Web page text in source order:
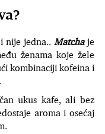
nije jedna.. Matchaje
ženama koje žele
kombinaciji kofeina i
ukus kafe, ali bez
aroma i osećaj